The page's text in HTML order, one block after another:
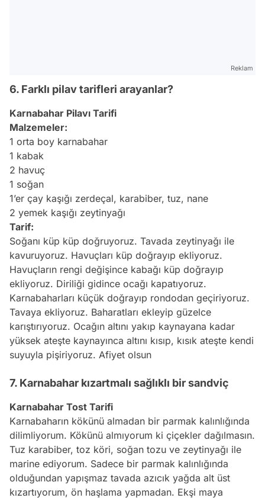
Reklam
6. Farklı pilav tarifleri arayanlar?
Karnabahar Pilavı Tarifi
Malzemeler:
1 orta boy karnabahar
1 kabak
2 havuç
1 soğan
1’er çay kaşığı zerdeçal, karabiber, tuz, nane
2 yemek kaşığı zeytinyağı
Tarif:
Soğanı küp küp doğruyoruz. Tavada zeytinyağı ile
kavuruyoruz. Havuçları küp doğrayıp ekliyoruz.
Havuçların rengi değişince kabağı küp doğrayıp
ekliyoruz. Diriliği gidince ocağı kapatıyoruz.
Karnabaharları küçük doğrayıp rondodan geçiriyoruz.
Tavaya ekliyoruz. Baharatları ekleyip güzelce
karıştırıyoruz. Ocağın altını yakıp kaynayana kadar
yüksek ateşte kaynayınca altını kısıp, kısık ateşte kendi
suyuyla pişiriyoruz. Afiyet olsun
7. Karnabahar kızartmalı sağlıklı bir sandviç
Karnabahar Tost Tarifi
Karnabaharın kökünü almadan bir parmak kalınlığında
dilimliyorum. Kökünü almıyorum ki çiçekler dağılmasın.
Tuz karabiber, toz köri, soğan tozu ve zeytinyağı ile
marine ediyorum. Sadece bir parmak kalınlığında
olduğundan yapışmaz tavada azıcık yağda alt üst
kızartıyorum, ön haşlama yapmadan. Ekşi maya